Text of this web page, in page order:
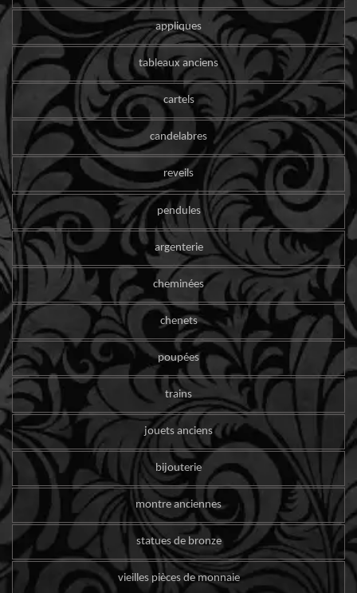
appliques
tableaux anciens
cartels
candelabres
reveils
pendules
argenterie
cheminées
chenets
poupées
trains
jouets anciens
bijouterie
montre anciennes
statues de bronze
vieilles pièces de monnaie